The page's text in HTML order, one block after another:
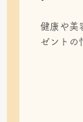
健康や美
ゼントの